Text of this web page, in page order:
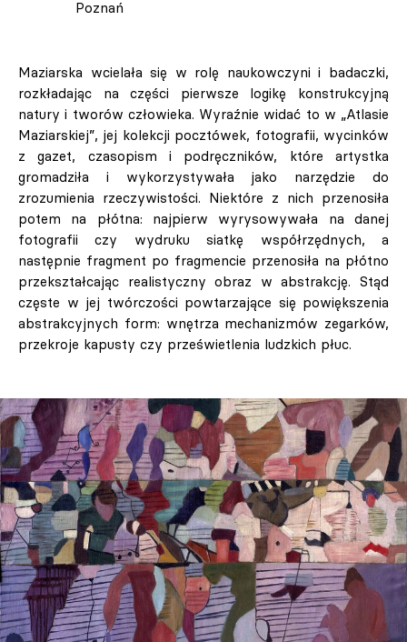
Poznań
Maziarska wcielała się w rolę naukowczyni i badaczki,
rozkładając na części pierwsze logikę konstrukcyjną
natury i tworów człowieka. Wyraźnie widać to w „Atlasie
Maziarskiej”, jej kolekcji pocztówek, fotografii, wycinków
z gazet, czasopism i podręczników, które artystka
gromadziła i wykorzystywała jako narzędzie do
zrozumienia rzeczywistości. Niektóre z nich przenosiła
potem na płótna: najpierw wyrysowywała na danej
fotografii czy wydruku siatkę współrzędnych, a
następnie fragment po fragmencie przenosiła na płótno
przekształcając realistyczny obraz w abstrakcję. Stąd
częste w jej twórczości powtarzające się powiększenia
abstrakcyjnych form: wnętrza mechanizmów zegarków,
przekroje kapusty czy prześwietlenia ludzkich płuc.